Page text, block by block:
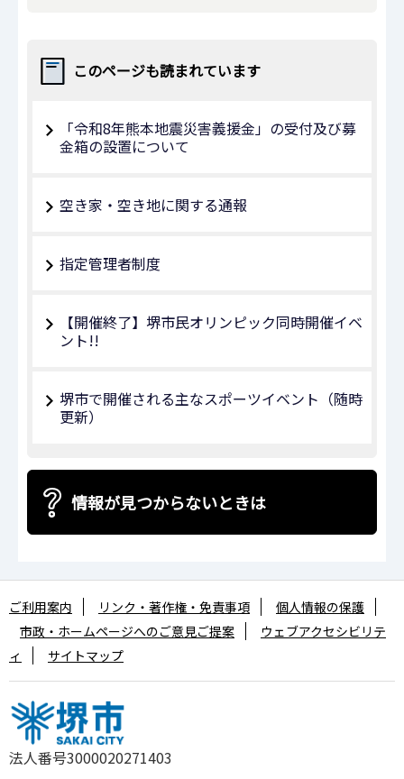
このページも読まれています
「令和8年熊本地震災害義援金」の受付及び募
金箱の設置について
空き家・空き地に関する通報
指定管理者制度
【開催終了】堺市民オリンピック同時開催イベ
ント!!
堺市で開催される主なスポーツイベント（随時
更新）
情報が見つからないときは
法人番号3000020271403
ご利用案内 リンク・著作権・免責事項
個人情報の保護
市政・ホームページへのご意見ご提案
ウェブアクセシビリテ
ィ
サイトマップ